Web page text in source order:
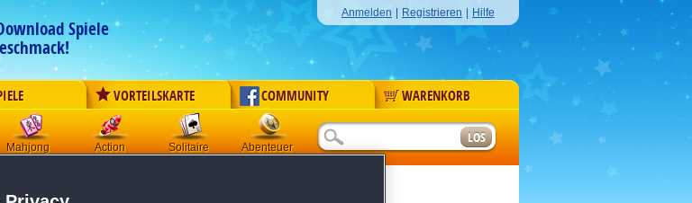
Spiele
Anmelden Registrieren Hilfe
VORTEILSKARTE COMMUNITY WARENKORB
Mahjong Action Solitaire Abenteuer
automatisch gestartet für: